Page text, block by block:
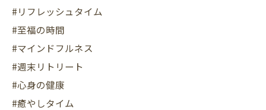
#リフレッシュタイム
#至福の時間
#マインドフルネス
#週末リトリート
#心身の健康
#癒やしタイム